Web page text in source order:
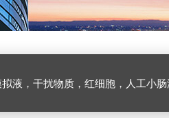
拟液，干扰物质，红细胞，人工小